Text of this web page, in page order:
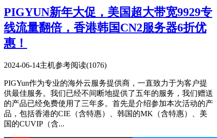
PIGYUN新年大促，美国超大带宽9929专
线流量翻倍，香港韩国CN2服务器6折优
惠！
2024-06-14主机参考阅读(1076)
PIGYun作为专业的海外云服务提供商，一直致力于为客户提
供最佳服务。我们已经不间断地提供了五年的服务，我们赠送
的产品已经免费使用了三年多。首先是介绍参加本次活动的产
品，包括香港的CIE（含特惠）、韩国的MK（含特惠）、美
国的CUVIP（含...